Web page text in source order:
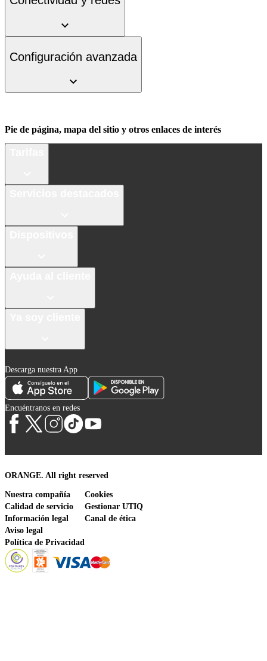
Configuración avanzada
Pie de página, mapa del sitio y otros enlaces de interés
Descarga nuestra App
Encuéntranos en redes
ORANGE. All right reserved
Nuestra compañía
Calidad de servicio
Información legal
Aviso legal
Política de Privacidad
Cookies
Gestionar UTIQ
Canal de ética